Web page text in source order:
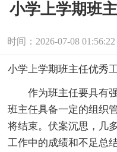
小学上学期班
时间：2026-07-08 01:56:22
小学上学期班主任优秀
作为班主任要具有强
班主任具备一定的组织
将结束。伏案沉思，几
工作中的成绩和不足总